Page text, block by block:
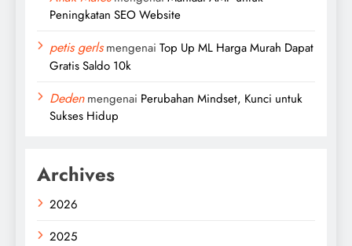
Peningkatan SEO Website
petis gerlsmengenai Top Up ML Harga Murah Dapat
Gratis Saldo 10k
Dedenmengenai Perubahan Mindset, Kunci untuk
Sukses Hidup
Archives
2026
2025